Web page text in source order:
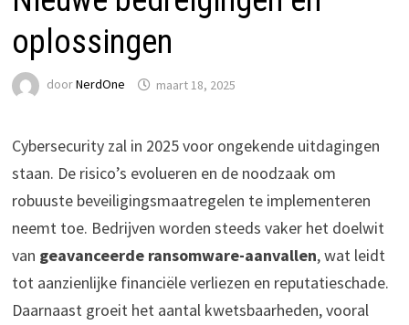
oplossingen
doorNerdOne maart 18, 2025
Cybersecurity zal in 2025 voor ongekende uitdagingen
staan. De risico’s evolueren en de noodzaak om
robuuste beveiligingsmaatregelen te implementeren
neemt toe. Bedrijven worden steeds vaker het doelwit
van geavanceerde ransomware-aanvallen, wat leidt
tot aanzienlijke financiële verliezen en reputatieschade.
Daarnaast groeit het aantal kwetsbaarheden, vooral